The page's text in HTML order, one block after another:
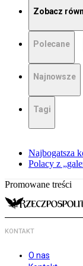
Zobacz
Polecane
Najnowsze
Tagi
Najbogatsza
Polacy z
Promowane treści
KONTAKT
O nas